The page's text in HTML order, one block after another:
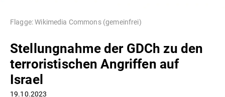
Flagge: Wikimedia Commons (gemeinfrei)
Stellungnahme der GDCh zu den
terroristischen Angriffen auf
Israel
19.10.2023